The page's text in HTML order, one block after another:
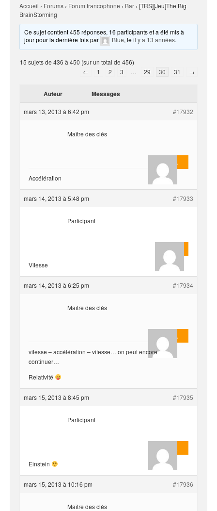
Accueil › Forums › Forum francophone › Bar › [TRS][Jeu]The Big
BrainStorming
Ce sujet contient 455 réponses, 16 participants et a été mis à
jour pour la dernière fois par
Blue, leil y a 13 années.
15 sujets de 436 à 450 (sur un total de 456)
←
1 2 3 … 29 30 31 →
Auteur Messages
mars 13, 2013 à 6:42 pm #17932
Masterjoa
Maître des clés
Accélération
mars 14, 2013 à 5:48 pm #17933
Quentin
Participant
Vitesse
mars 14, 2013 à 6:25 pm #17934
Masterjoa
Maître des clés
vitesse – accélération – vitesse… on peut encore
continuer…
Relativité
mars 15, 2013 à 8:45 pm #17935
AnlonEvil.
Participant
Einstein
mars 15, 2013 à 10:16 pm #17936
Maître des clés